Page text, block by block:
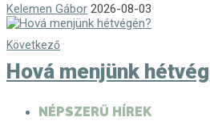
Kelemen Gábor 2026-08-03
Következő
Hová menjünk
NÉPSZERŰ HÍREK